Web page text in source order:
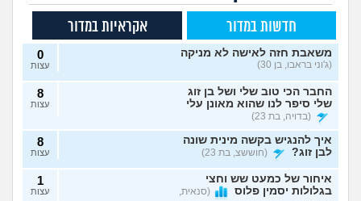
חדשות במדור אקראיות במדור
משאבת חזה לאישה לא מניקה
(ג'וני בראבו, בן 30)
0
עצות
החבר הכי טוב שלי ושל בן זוג
שלי סיפר לנו שהוא מאונן עלי
(בדויה, בת 23)
8
עצות
איך להנגיש בקשה מינית שונה
לבן זוג?
(חוששצ, בת 23)
8
עצות
איחור של כמעט שש וחצי
בגלולות יסמין פלוס
(סנאית,
1
עצות